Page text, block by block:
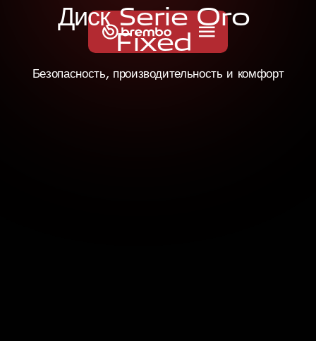
Диск Serie Oro
Fixed
Безопасность, производительность и комфорт